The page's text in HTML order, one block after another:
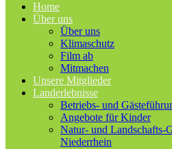
Home
Über uns
Über uns
Klimaschutz
Film ab
Mitmachen
Unsere Mitglieder
Landerlebnisse
Betriebs- und
Angebote für Kinder
Natur- und Landschafts-
Niederrhein